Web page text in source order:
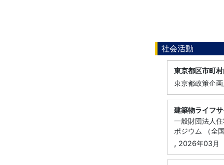
社会活動
東京都区市町
東京都政策企
建築物ライフ
一般財団法人
ポジウム （全
, 2026年03月